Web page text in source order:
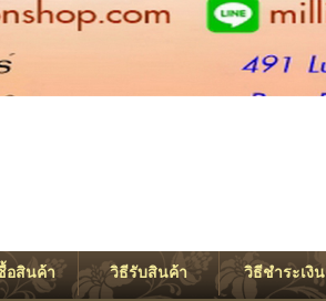
อสินค้า วิธีรับสินค้า วิธีชำระเงิน